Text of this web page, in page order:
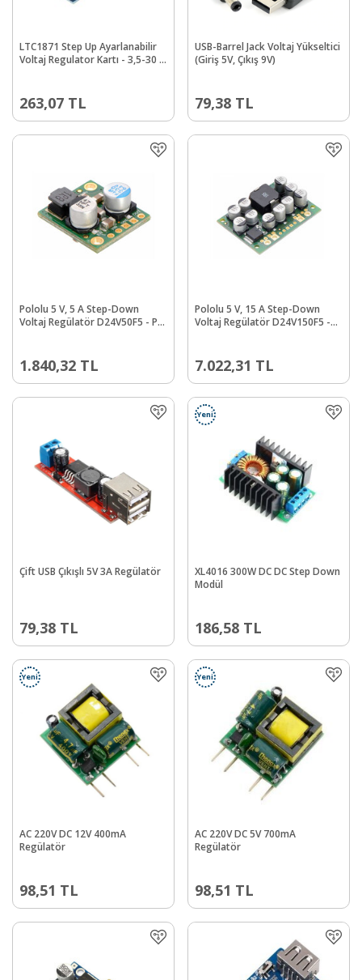
LTC1871 Step Up Ayarlanabilir
Voltaj Regulator Kartı - 3,5-30 V
263,07 TL
USB-Barrel Jack Voltaj Yükseltici
(Giriş 5V, Çıkış 9V)
79,38 TL
Pololu 5 V, 5 A Step-Down
Voltaj Regülatör D24V50F5 - PL-
1.840,32 TL
Pololu 5 V, 15 A Step-Down
Voltaj Regülatör D24V150F5 -
7.022,31 TL
Çift USB Çıkışlı 5V 3A Regülatör
79,38 TL
Yeni
XL4016 300W DC DC Step Down
Modül
186,58 TL
Yeni
AC 220V DC 12V 400mA
Regülatör
98,51 TL
Yeni
AC 220V DC 5V 700mA
Regülatör
98,51 TL